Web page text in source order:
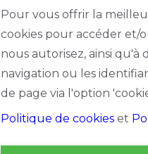
Pour vous offrir la
cookies pour accéder et/
nous autorisez, ainsi
navigation ou les
de page via l'option
Politique de cookies et